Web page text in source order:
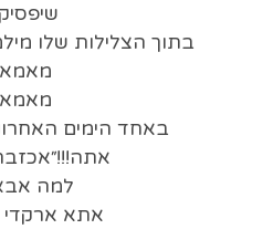
בתוך הצלילות שלו
מאמא
מאמא
באחד הימים
למה
אתא ארקדי